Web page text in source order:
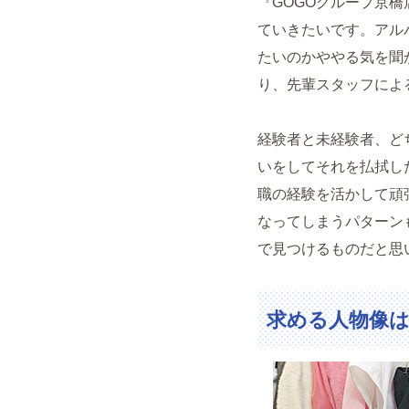
ていきたいです。ア
たいのかややる気を
り、先輩スタッフに
経験者と未経験者、
いをしてそれを払拭
職の経験を活かして
なってしまうパター
で見つけるものだと思
求める人物像